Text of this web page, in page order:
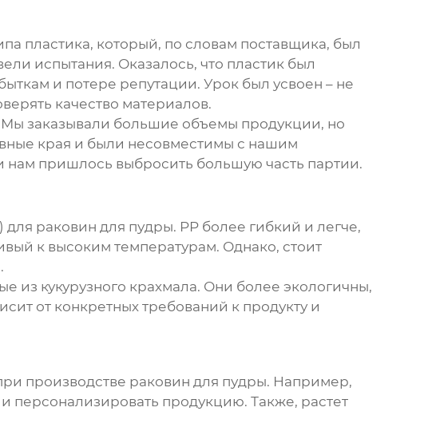
пластика, который, по словам поставщика, был
испытания. Оказалось, что пластик был
и потере репутации. Урок был усвоен – не
качество материалов.
заказывали большие объемы продукции, но
края и были несовместимы с нашим
нам пришлось выбросить большую часть партии.
для раковин для пудры. PP более гибкий и легче,
к высоким температурам. Однако, стоит
из кукурузного крахмала. Они более экологичны,
от конкретных требований к продукту и
производстве раковин для пудры. Например,
персонализировать продукцию. Также, растет